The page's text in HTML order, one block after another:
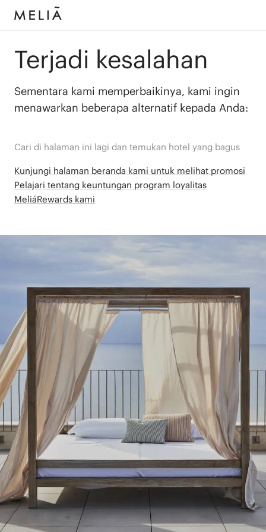
Terjadi kesalahan
Sementara kami memperbaikinya, kami ingin
menawarkan beberapa alternatif kepada Anda:
Cari di halaman ini lagi dan temukan hotel yang bagus
Kunjungi halaman beranda kami untuk melihat promosi
Pelajari tentang keuntungan program loyalitas
MeliáRewards kami